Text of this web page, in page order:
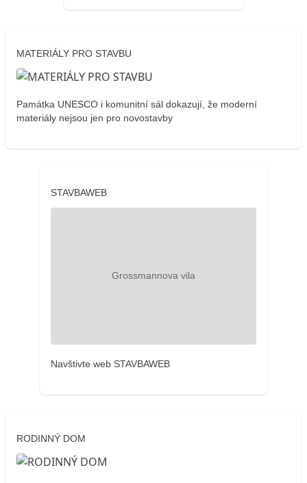
MATERIÁLY PRO STAVBU
Památka UNESCO i komunitní sál dokazují, že moderní
materiály nejsou jen pro novostavby
STAVBAWEB
Navštivte web STAVBAWEB
RODINNÝ DOM